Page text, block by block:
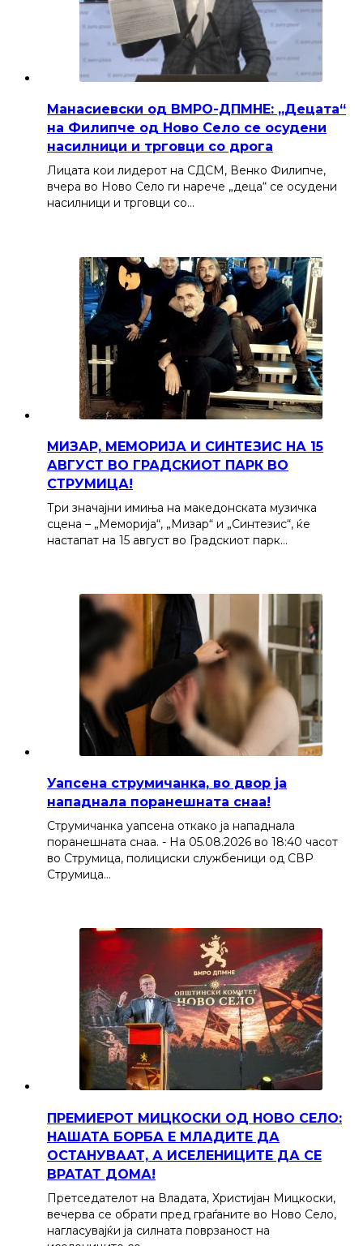
Манасиевски од ВМРО-ДПМНЕ: „Децата“
на Филипче од Ново Село се осудени
насилници и трговци со дрога
Лицата кои лидерот на СДСМ, Венко Филипче,
вчера во Ново Село ги нарече „деца“ се осудени
насилници и трговци со…
МИЗАР, МЕМОРИЈА И СИНТЕЗИС НА 15
АВГУСТ ВО ГРАДСКИОТ ПАРК ВО
СТРУМИЦА!
Три значајни имиња на македонската музичка
сцена – „Меморија“, „Мизар“ и „Синтезис“, ќе
настапат на 15 август во Градскиот парк…
Уапсена струмичанка, во двор ја
нападнала поранешната снаа!
Струмичанка уапсена откако ја нападнала
поранешната снаа. - На 05.08.2026 во 18:40 часот
во Струмица, полициски службеници од СВР
Струмица…
ПРЕМИЕРОТ МИЦКОСКИ ОД НОВО СЕЛО:
НАШАТА БОРБА Е МЛАДИТЕ ДА
ОСТАНУВААТ, А ИСЕЛЕНИЦИТЕ ДА СЕ
ВРАТАТ ДОМА!
Претседателот на Владата, Христијан Мицкоски,
вечерва се обрати пред граѓаните во Ново Село,
нагласувајќи ја силната поврзаност на